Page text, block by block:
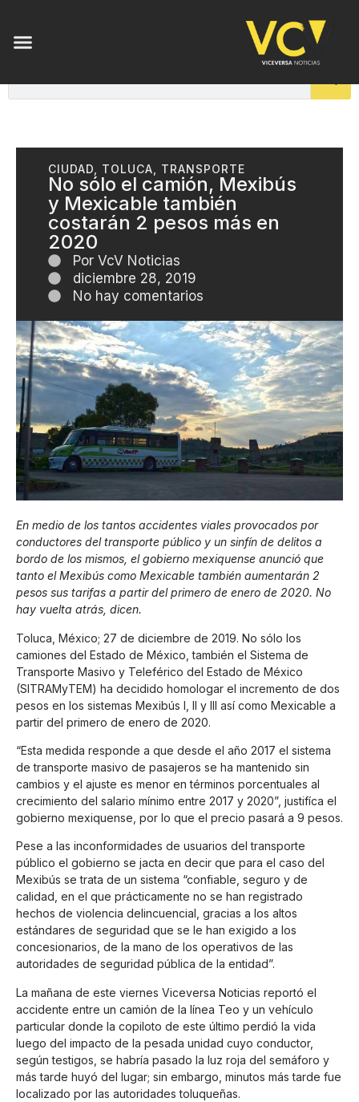
CIUDAD TOLUCA TRANSPORTE
No sólo el camión, Mexibús
y Mexicable también
costarán 2 pesos más en
2020
Por VcV Noticias
diciembre 28, 2019
No hay comentarios
En medio de los tantos accidentes viales provocados por
conductores del transporte público y un sinfín de delitos a
bordo de los mismos, el gobierno mexiquense anunció que
tanto el Mexibús como Mexicable también aumentarán 2
pesos sus tarifas a partir del primero de enero de 2020. No
hay vuelta atrás, dicen.
Toluca, México; 27 de diciembre de 2019. No sólo los
camiones del Estado de México, también el Sistema de
Transporte Masivo y Teleférico del Estado de México
(SITRAMyTEM) ha decidido homologar el incremento de dos
pesos en los sistemas Mexibús I, II y III así como Mexicable a
partir del primero de enero de 2020.
“Esta medida responde a que desde el año 2017 el sistema
de transporte masivo de pasajeros se ha mantenido sin
cambios y el ajuste es menor en términos porcentuales al
crecimiento del salario mínimo entre 2017 y 2020”, justifíca el
gobierno mexiquense, por lo que el precio pasará a 9 pesos.
Pese a las inconformidades de usuarios del transporte
público el gobierno se jacta en decir que para el caso del
Mexibús se trata de un sistema “confiable, seguro y de
calidad, en el que prácticamente no se han registrado
hechos de violencia delincuencial, gracias a los altos
estándares de seguridad que se le han exigido a los
concesionarios, de la mano de los operativos de las
autoridades de seguridad pública de la entidad”.
La mañana de este viernes Viceversa Noticias reportó el
accidente entre un camión de la línea Teo y un vehículo
particular donde la copiloto de este último perdió la vida
luego del impacto de la pesada unidad cuyo conductor,
según testigos, se habría pasado la luz roja del semáforo y
más tarde huyó del lugar; sin embargo, minutos más tarde fue
localizado por las autoridades toluqueñas.